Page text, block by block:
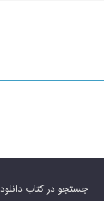
SEARCH جستجو در کتاب دانلود